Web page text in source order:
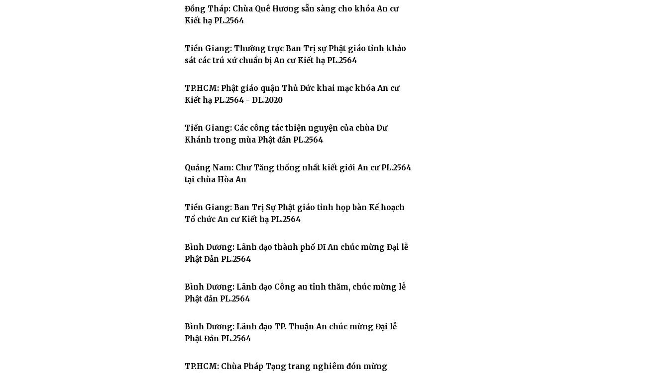
Đồng Tháp: Chùa Quê Hương sẵn sàng cho khóa An cư
Kiết hạ PL.2564
Tiền Giang: Thường trực Ban Trị sự Phật giáo tỉnh khảo
sát các trú xứ chuẩn bị An cư Kiết hạ PL.2564
TP.HCM: Phật giáo quận Thủ Đức khai mạc khóa An cư
Kiết hạ PL.2564 - DL.2020
Tiền Giang: Các công tác thiện nguyện của chùa Dư
Khánh trong mùa Phật đản PL.2564
Quảng Nam: Chư Tăng thống nhất kiết giới An cư PL.2564
tại chùa Hòa An
Tiền Giang: Ban Trị Sự Phật giáo tỉnh họp bàn Kế hoạch
Tổ chức An cư Kiết hạ PL.2564
Bình Dương: Lãnh đạo thành phố Dĩ An chúc mừng Đại lễ
Phật Đản PL.2564
Bình Dương: Lãnh đạo Công an tỉnh thăm, chúc mừng lễ
Phật đản PL.2564
Bình Dương: Lãnh đạo TP. Thuận An chúc mừng Đại lễ
Phật Đản PL.2564
TP.HCM: Chùa Pháp Tạng trang nghiêm đón mừng